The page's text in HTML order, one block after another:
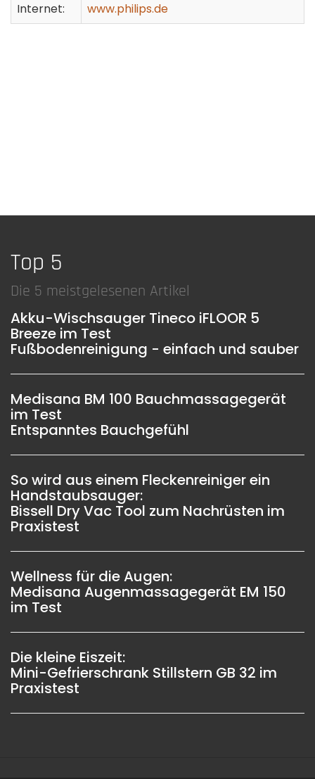
Internet:
www.philips.de
Top 5
Die 5 meistgelesenen Artikel
Akku-Wischsauger Tineco iFLOOR 5
Breeze im Test
Fußbodenreinigung - einfach und sauber
Medisana BM 100 Bauchmassagegerät
im Test
Entspanntes Bauchgefühl
So wird aus einem Fleckenreiniger ein
Handstaubsauger:
Bissell Dry Vac Tool zum Nachrüsten im
Praxistest
Wellness für die Augen:
Medisana Augenmassagegerät EM 150
im Test
Die kleine Eiszeit:
Mini-Gefrierschrank Stillstern GB 32 im
Praxistest